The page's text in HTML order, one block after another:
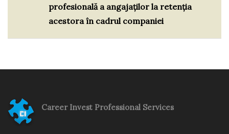
profesională a angajaților la retenția
acestora în cadrul companiei
Career Invest Professional Services